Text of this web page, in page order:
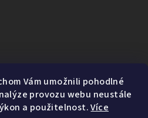
Vám umožnili pohodlné
provozu webu neustále
a použitelnost.Více